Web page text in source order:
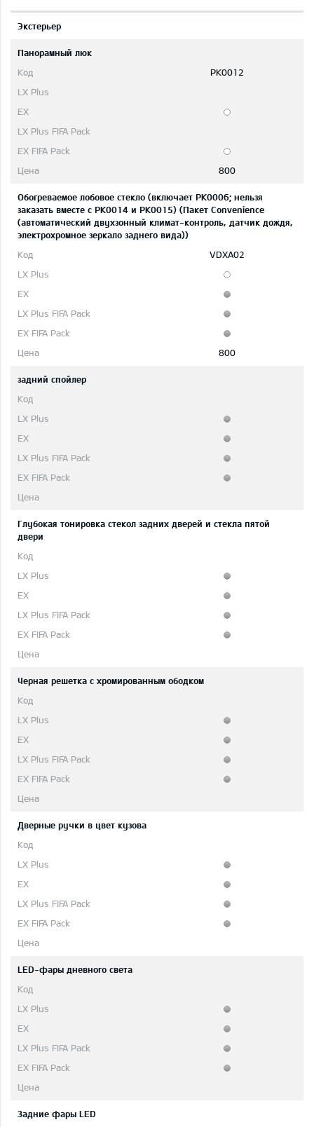
Экстерьер
Панорамный люк
PK0012
800
Обогреваемое лобовое стекло (включает PK0006; нельзя
заказать вместе с PK0014 и PK0015) (Пакет Convenience
(автоматический двухзонный климат-контроль, датчик дождя,
электрохромное зеркало заднего вида))
VDXA02
800
задний спойлер
Глубокая тонировка стекол задних дверей и стекла пятой
двери
Черная решетка с хромированным ободком
Дверные ручки в цвет кузова
LED-фары дневного света
Задние фары LED